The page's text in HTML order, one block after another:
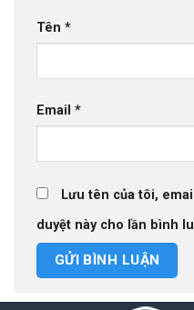
Tên *
Email *
Lưu tên của tôi,
duyệt này cho lần bình